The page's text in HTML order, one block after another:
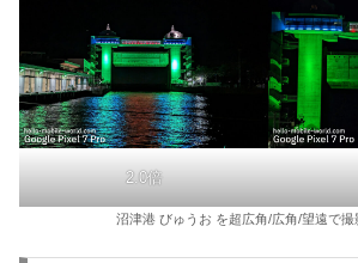
2.0倍
沼津港 びゅうお を超広角/広角/望遠で撮